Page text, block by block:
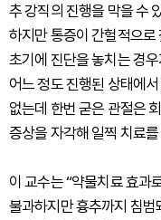
추 강직의 진행을 막을 수
하지만 통증이 간헐적으로
초기에 진단을 놓치는 경
어느 정도 진행된 상태에
없는데 한번 굳은 관절은
증상을 자각해 일찍 치료
이 교수는 “약물치료 효과
불과하지만 흉추까지 침범